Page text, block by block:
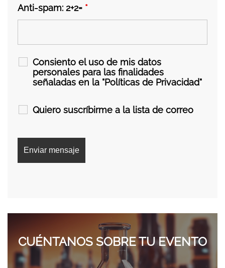
Anti-spam: 2+2= *
Consiento el uso de mis datos
personales para las finalidades
señaladas en la "Políticas de Privacidad"
Quiero suscríbirme a la lista de correo
CUÉNTANOS SOBRE TU EVENTO